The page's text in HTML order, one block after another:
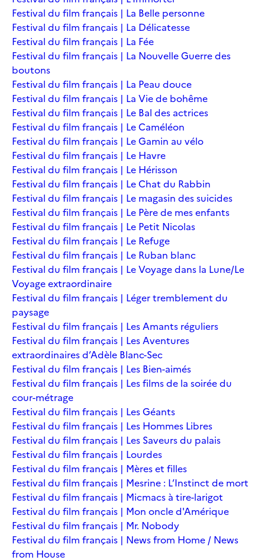
Festival du film français | La Belle personne
Festival du film français | La Délicatesse
Festival du film français | La Fée
Festival du film français | La Nouvelle Guerre des
boutons
Festival du film français | La Peau douce
Festival du film français | La Vie de bohême
Festival du film français | Le Bal des actrices
Festival du film français | Le Caméléon
Festival du film français | Le Gamin au vélo
Festival du film français | Le Havre
Festival du film français | Le Hérisson
Festival du film français | Le Chat du Rabbin
Festival du film français | Le magasin des suicides
Festival du film français | Le Père de mes enfants
Festival du film français | Le Petit Nicolas
Festival du film français | Le Refuge
Festival du film français | Le Ruban blanc
Festival du film français | Le Voyage dans la Lune/Le
Voyage extraordinaire
Festival du film français | Léger tremblement du
paysage
Festival du film français | Les Amants réguliers
Festival du film français | Les Aventures
extraordinaires d’Adèle Blanc-Sec
Festival du film français | Les Bien-aimés
Festival du film français | Les films de la soirée du
cour-métrage
Festival du film français | Les Géants
Festival du film français | Les Hommes Libres
Festival du film français | Les Saveurs du palais
Festival du film français | Lourdes
Festival du film français | Mères et filles
Festival du film français | Mesrine : L’Instinct de mort
Festival du film français | Micmacs à tire-larigot
Festival du film français | Mon oncle d'Amérique
Festival du film français | Mr. Nobody
Festival du film français | News from Home / News
from House